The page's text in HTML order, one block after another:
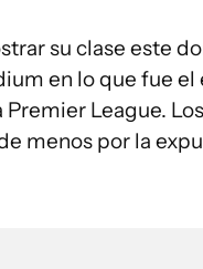
su clase este
en lo que fue el
League.
menos por la